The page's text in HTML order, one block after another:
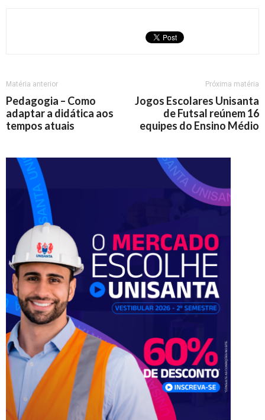
Matéria anterior
Pedagogia – Como
adaptar a didática aos
tempos atuais
Próxima matéria
Jogos Escolares Unisanta
de Futsal reúnem 16
equipes do Ensino Médio